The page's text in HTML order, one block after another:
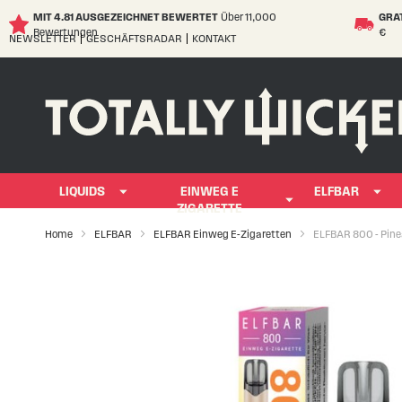
MIT 4.81 AUSGEZEICHNET BEWERTET Über 11,000
Bewertungen
€
Skip
NEWSLETTER GESCHÄFTSRADAR KONTAKT
LIQUIDS
EINWEG E
ZIGARETTE
ELFBAR
Home ELFBAR ELFBAR Einweg E-Zigaretten ELFBAR 800 -